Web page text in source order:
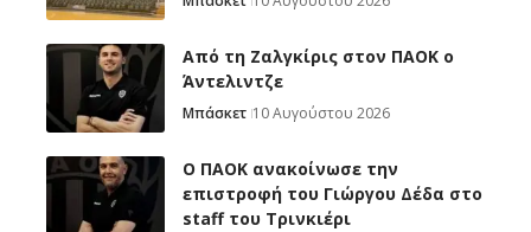
Από τη Ζαλγκίρις στον ΠΑΟΚ ο
Άντελιντζε
Μπάσκετ 10 Αυγούστου 2026
Ο ΠΑΟΚ ανακοίνωσε την
επιστροφή του Γιώργου Δέδα στο
staff του Τρινκιέρι